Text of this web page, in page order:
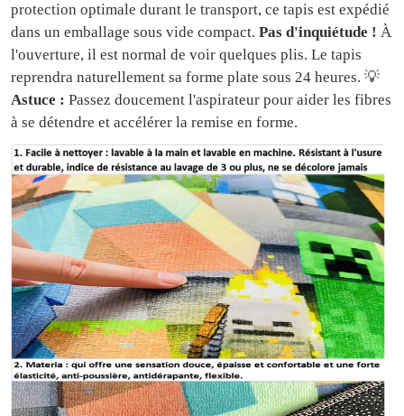
protection optimale durant le transport, ce tapis est expédié
dans un emballage sous vide compact. Pas d'inquiétude ! À
l'ouverture, il est normal de voir quelques plis. Le tapis
reprendra naturellement sa forme plate sous 24 heures. 💡
Astuce : Passez doucement l'aspirateur pour aider les fibres
à se détendre et accélérer la remise en forme.